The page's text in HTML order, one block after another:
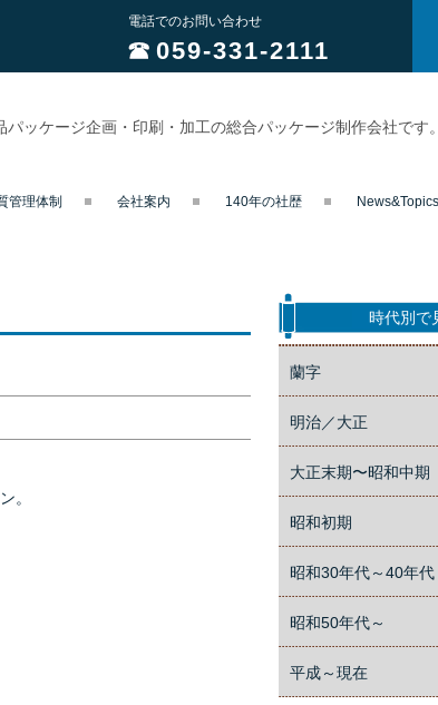
電話でのお問い合わせ
059-331-2111
ッケージ企画・印刷・加工の総合パッケージ制作会社です。
管理体制 会社案内 140年の社歴 News&Topics
。
時代別で
蘭字
明治／大正
大正末期〜昭和中期
昭和初期
昭和30年代～40年代
昭和50年代～
平成～現在